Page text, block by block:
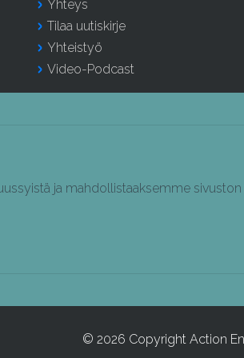
Yhteys
Tilaa uutiskirje
Yhteistyö
Video-Podcast
ja mahdollistaaksemme
© 2026 Copyright Action